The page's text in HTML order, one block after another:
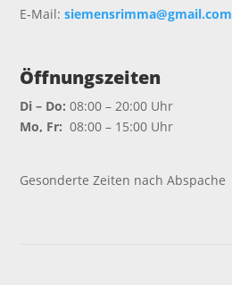
E-Mail:siemensrimma@gmail.com
Öffnungszeiten
Di – Do: 08:00 – 20:00 Uhr
Mo, Fr: 08:00 – 15:00 Uhr
Gesonderte Zeiten nach Abspache